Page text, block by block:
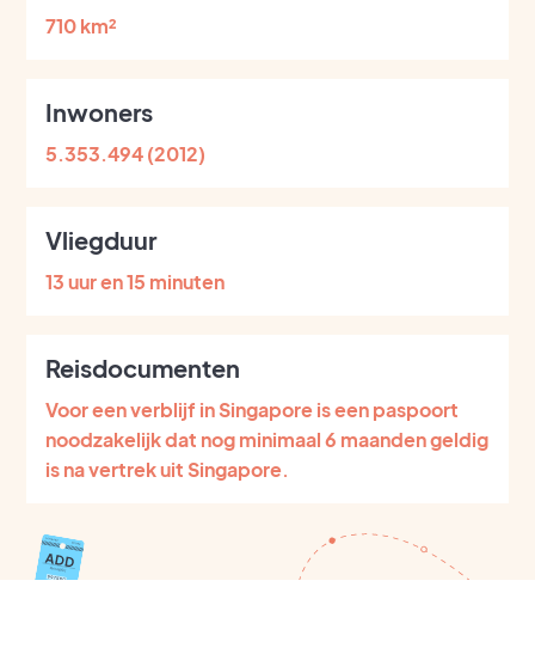
710 km²
Inwoners
5.353.494 (2012)
Vliegduur
13 uur en 15 minuten
Reisdocumenten
Voor een verblijf in Singapore is een paspoort
noodzakelijk dat nog minimaal 6 maanden geldig
is na vertrek uit Singapore.